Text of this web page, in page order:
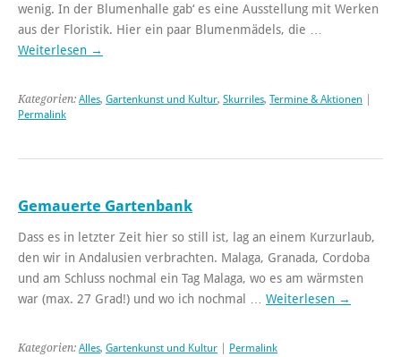
wenig. In der Blumenhalle gab‘ es eine Ausstellung mit Werken
aus der Floristik. Hier ein paar Blumenmädels, die …
Weiterlesen →
Kategorien: Alles, Gartenkunst und Kultur, Skurriles, Termine & Aktionen
Permalink
Gemauerte Gartenbank
Dass es in letzter Zeit hier so still ist, lag an einem Kurzurlaub,
den wir in Andalusien verbrachten. Malaga, Granada, Cordoba
und am Schluss nochmal ein Tag Malaga, wo es am wärmsten
war (max. 27 Grad!) und wo ich nochmal … Weiterlesen →
Kategorien: Alles, Gartenkunst und Kultur Permalink